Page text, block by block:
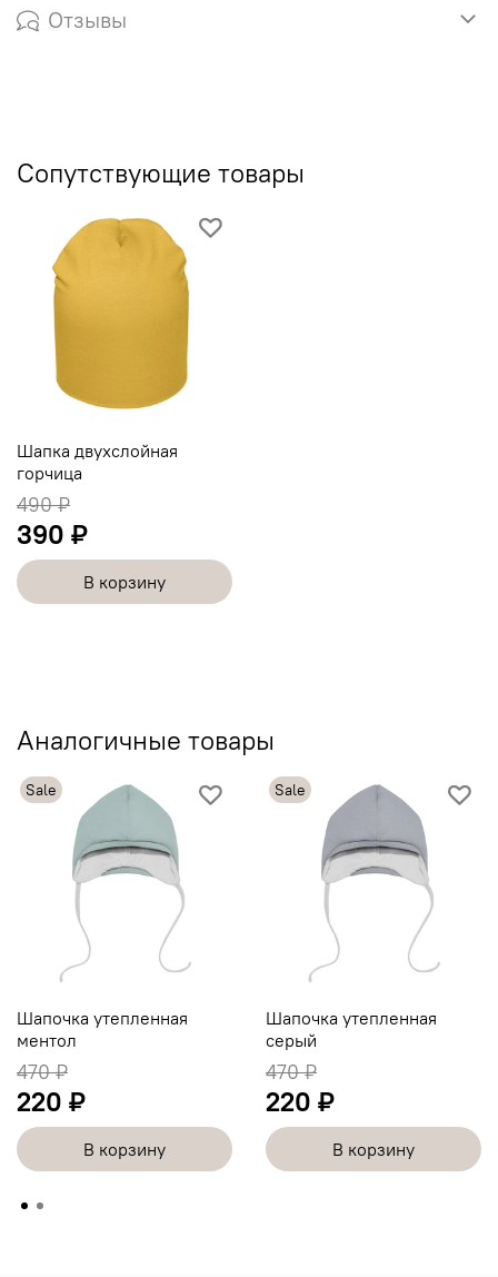
Отзывы
Сопутствующие товары
Шапка двухслойная
горчица
490 ₽
390 ₽
В корзину
Аналогичные товары
Sale
Шапочка утепленная
ментол
470 ₽
220 ₽
В корзину
Sale
Шапочка утепленная
серый
470 ₽
220 ₽
В корзину